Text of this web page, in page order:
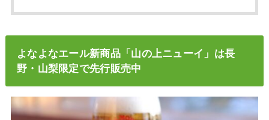
よなよなエール新商品「山の上ニューイ」は長
野・山梨限定で先行販売中